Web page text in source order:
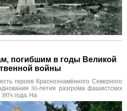
погибшим в годы Великой
войны
героев Краснознамённого Северного
30-летия разгрома фашистских
года. На